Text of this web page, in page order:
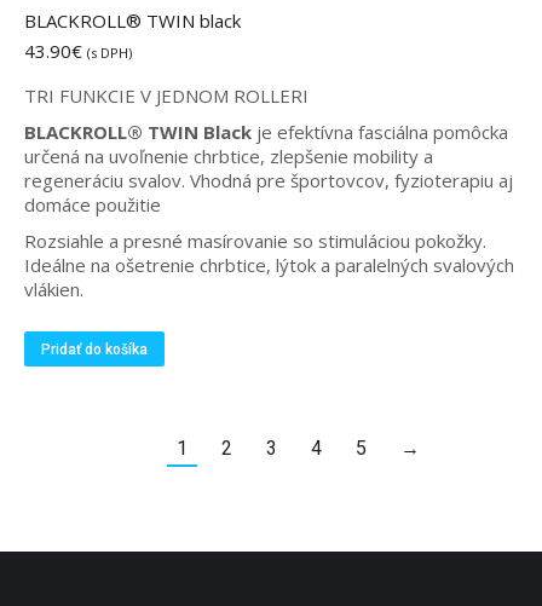
BLACKROLL® TWIN black
43.90€ (s DPH)
TRI FUNKCIE V JEDNOM ROLLERI
BLACKROLL® TWIN Black je efektívna fasciálna pomôcka
určená na uvoľnenie chrbtice, zlepšenie mobility a
regeneráciu svalov. Vhodná pre športovcov, fyzioterapiu aj
domáce použitie
Rozsiahle a presné masírovanie so stimuláciou pokožky.
Ideálne na ošetrenie chrbtice, lýtok a paralelných svalových
vlákien.
Pridať do košíka
1 2 3 4 5 →